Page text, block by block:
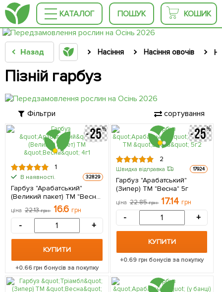
КАТАЛОГ ПОШУК КОШИК
Назад Насіння Насіння овочів
Пізній гарбуз
Фільтри сортування
1
В наявності. 32829
Гарбуз "Арабатський"
(Великий пакет) ТМ "Весна"
ціна 22.13грн 16.6 грн
- +
КУПИТИ
+0.66грн бонусів за покупку
2
Швидка відправка 17924
Гарбуз "Арабатський"
(Зипер) ТМ "Весна" 5г
ціна 22.85грн 17.14 грн
- +
КУПИТИ
+0.69 грн бонусів за покупку